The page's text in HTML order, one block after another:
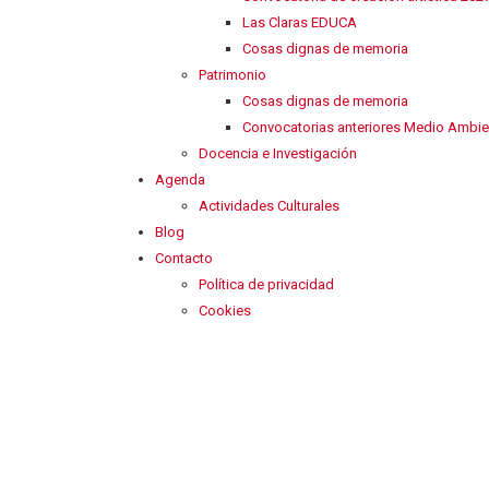
Las Claras EDUCA
Cosas dignas de memoria
Patrimonio
Cosas dignas de memoria
Convocatorias anteriores Medio
Docencia e Investigación
Agenda
Actividades Culturales
Blog
Contacto
Política de privacidad
Cookies